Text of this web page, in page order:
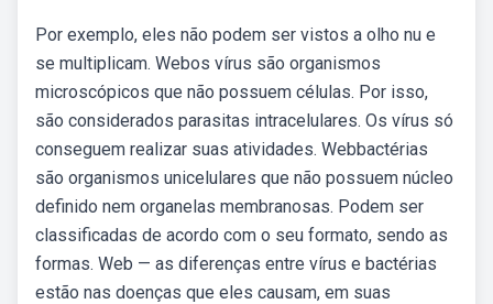
Por exemplo, eles não podem ser vistos a olho nu e
se multiplicam. Webos vírus são organismos
microscópicos que não possuem células. Por isso,
são considerados parasitas intracelulares. Os vírus só
conseguem realizar suas atividades. Webbactérias
são organismos unicelulares que não possuem núcleo
definido nem organelas membranosas. Podem ser
classificadas de acordo com o seu formato, sendo as
formas. Web — as diferenças entre vírus e bactérias
estão nas doenças que eles causam, em suas